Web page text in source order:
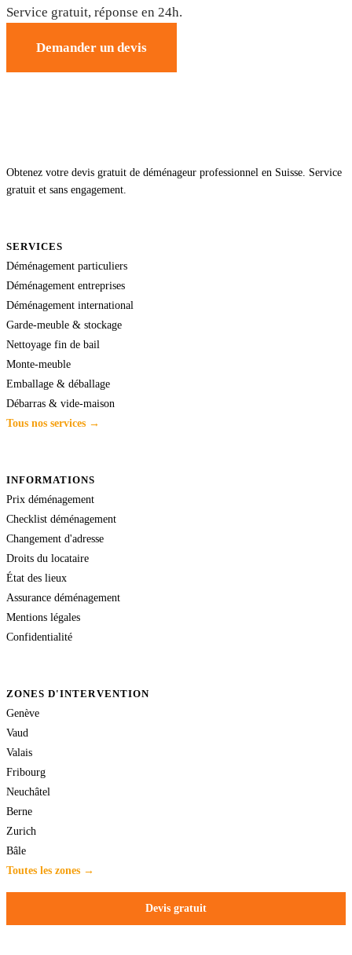
Service gratuit, réponse en 24h.
Demander un devis
Obtenez votre devis gratuit de déménageur professionnel en Suisse. Service
gratuit et sans engagement.
SERVICES
Déménagement particuliers
Déménagement entreprises
Déménagement international
Garde-meuble & stockage
Nettoyage fin de bail
Monte-meuble
Emballage & déballage
Débarras & vide-maison
Tous nos services →
INFORMATIONS
Prix déménagement
Checklist déménagement
Changement d'adresse
Droits du locataire
État des lieux
Assurance déménagement
Mentions légales
Confidentialité
ZONES D'INTERVENTION
Genève
Vaud
Valais
Fribourg
Neuchâtel
Berne
Zurich
Bâle
Toutes les zones →
Devis gratuit